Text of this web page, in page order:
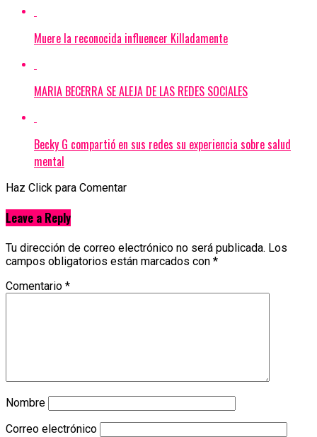
Muere la reconocida influencer Killadamente
MARIA BECERRA SE ALEJA DE LAS REDES SOCIALES
Becky G compartió en sus redes su experiencia sobre salud
mental
Haz Click para Comentar
Leave a Reply
Tu dirección de correo electrónico no será publicada. Los
campos obligatorios están marcados con *
Comentario *
Nombre
Correo electrónico